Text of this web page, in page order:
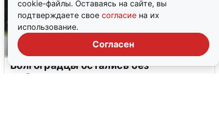
cookie-файлы. Оставаясь на сайте, вы
подтверждаете свое согласие на их
использование.
Согласен
Волгоградцы остались без
мобильного интернета